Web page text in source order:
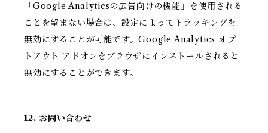
「Google Analyticsの広告向けの機能」を使用される
ことを望まない場合は、設定によってトラッキングを
無効にすることが可能です。Google Analytics オプ
トアウト アドオンをブラウザにインストールされると
無効にすることができます。
12. お問い合わせ